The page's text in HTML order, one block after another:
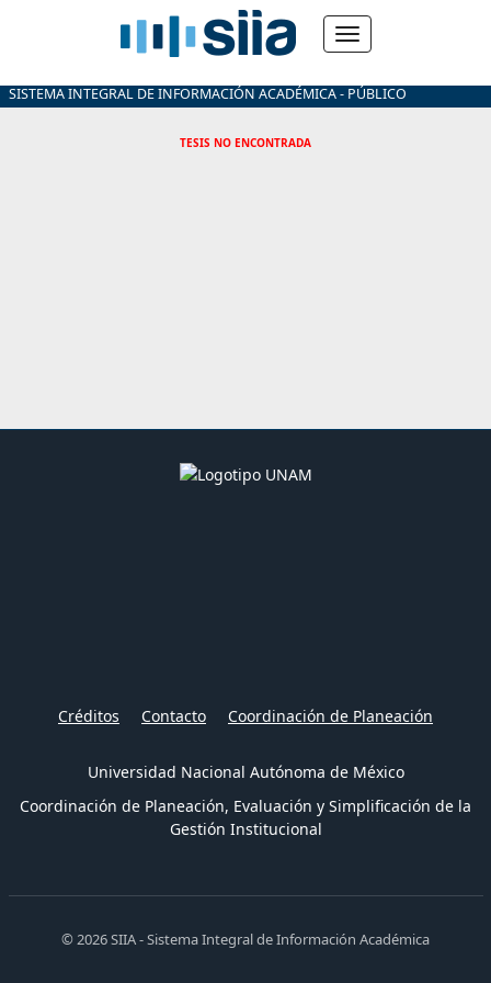
SISTEMA INTEGRAL DE INFORMACIÓN ACADÉMICA - PÚBLICO
TESIS NO ENCONTRADA
Créditos Contacto Coordinación de Planeación
Universidad Nacional Autónoma de México
Coordinación de Planeación, Evaluación y Simplificación de la
Gestión Institucional
© 2026 SIIA - Sistema Integral de Información Académica